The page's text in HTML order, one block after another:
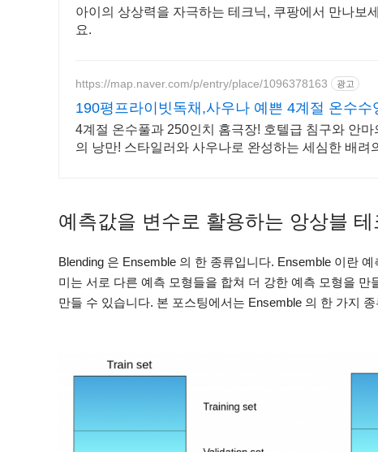
아이의 상상력을 자극하는 테크닉, 쿠팡에서 만나보
요.
https://map.naver.com/p/entry/place/1096378163 광고
190평프라이빗독채,사우나 예쁜 4계절 온수수
4계절 온수풀과 250인치 홈극장! 호텔급 침구와 안
의 낭만! 스타일러와 사우나로 완성하는 세심한 배려
예측값을 변수로 활용하는 앙상블 테
Blending 은 Ensemble 의 한 종류입니다. Ensemble 이란
미는 서로 다른 예측 모형들을 합쳐 더 강한 예측 모형을
만들 수 있습니다. 본 포스팅에서는 Ensemble 의 한 가지